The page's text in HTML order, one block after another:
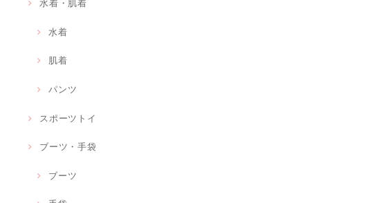
水着・肌着
水着
肌着
パンツ
スポーツトイ
ブーツ・手袋
ブーツ